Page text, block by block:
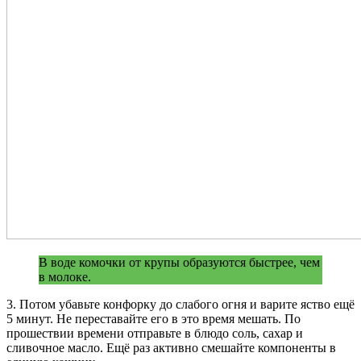
В воде комочки от крупы образуются быстрее, чем
в молоке.
3. Потом убавьте конфорку до слабого огня и варите яство ещё
5 минут. Не переставайте его в это время мешать. По
прошествии времени отправьте в блюдо соль, сахар и
сливочное масло. Ещё раз активно смешайте компоненты в